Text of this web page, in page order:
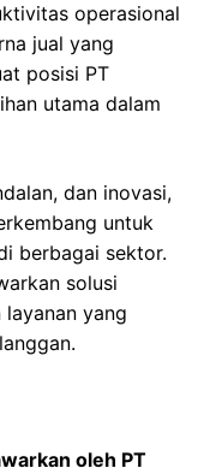
operasional
jual yang
posisi PT
utama dalam
dan inovasi,
untuk
berbagai sektor.
solusi
yang
oleh PT